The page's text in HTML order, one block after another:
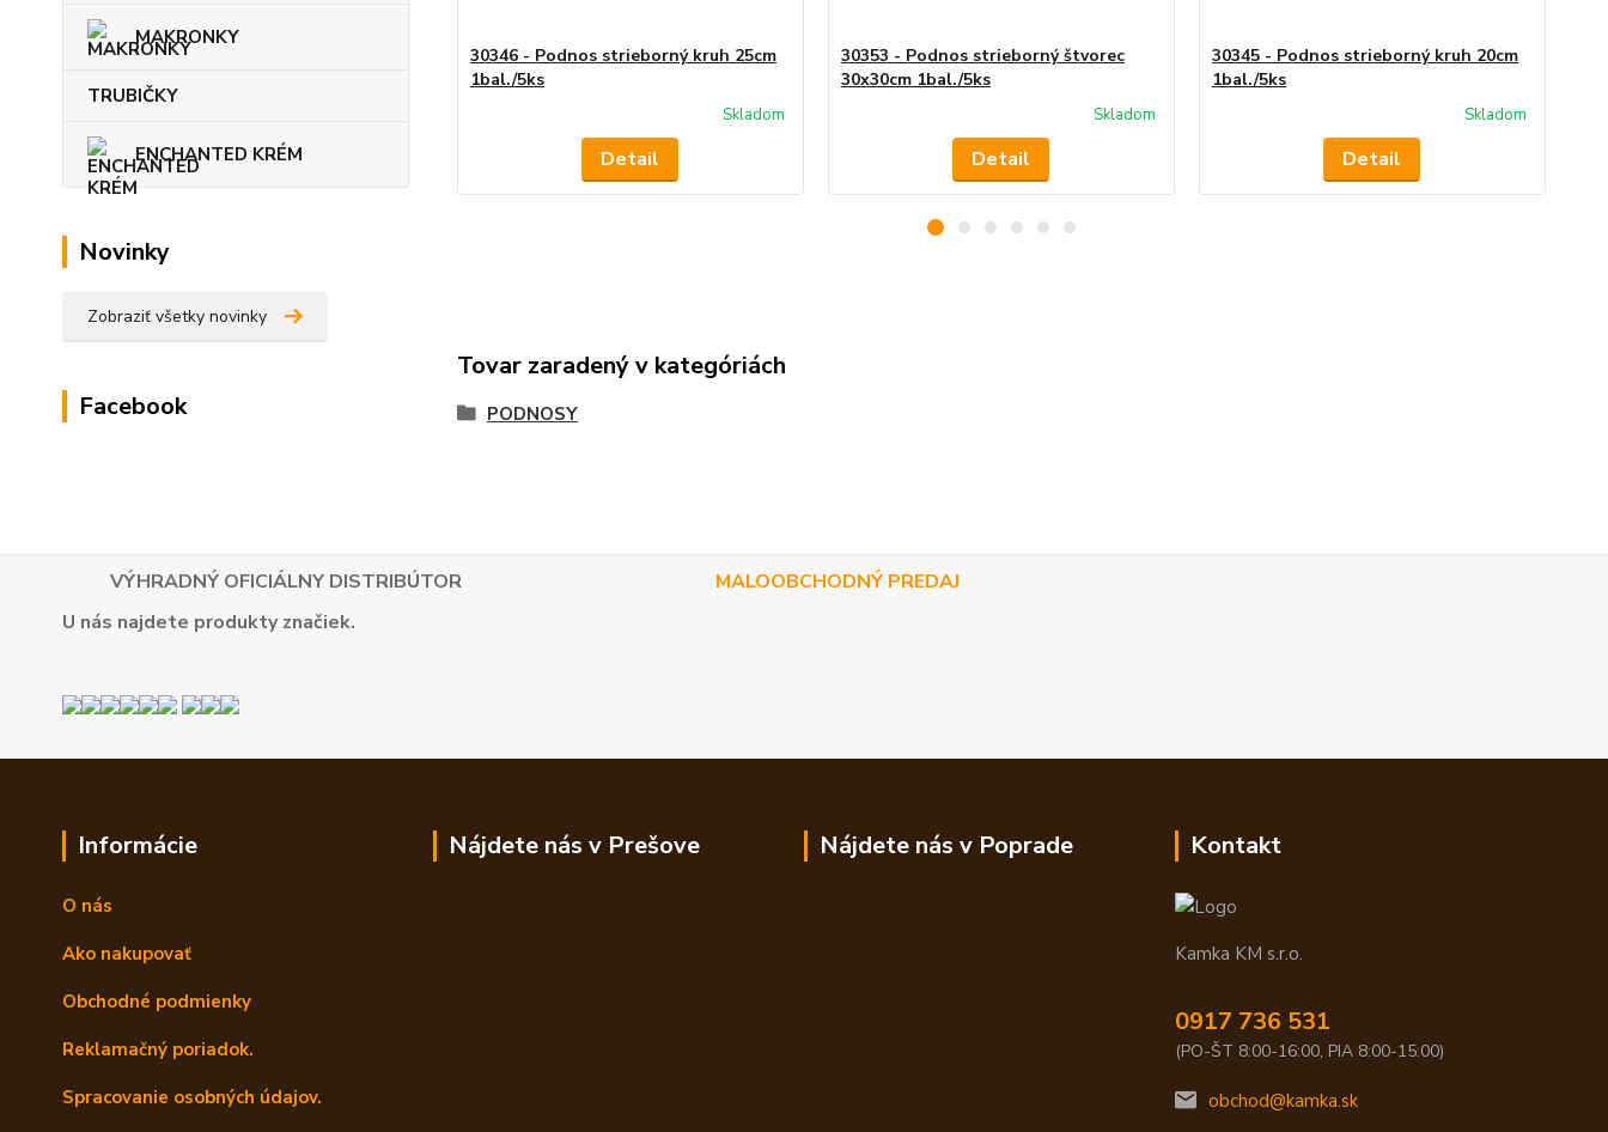
MAKRONKY
TRUBIČKY
ENCHANTED KRÉM
Novinky
Zobraziť všetky novinky
Facebook
30346 - Podnos strieborný kruh 25cm
1bal./5ks
Skladom
Detail
30353 - Podnos strieborný štvorec
30x30cm 1bal./5ks
Skladom
Detail
30345 - Podnos strieborný kruh 20cm
1bal./5ks
Skladom
Detail
Tovar zaradený v kategóriách
PODNOSY
VÝHRADNÝ OFICIÁLNY DISTRIBÚTOR
MALOOBCHODNÝ PREDAJ
U nás najdete produkty značiek.
Informácie
O nás
Ako nakupovať
Obchodné podmienky
Reklamačný poriadok.
Spracovanie osobných údajov.
Nájdete nás v Prešove Nájdete nás v Poprade Kontakt
Kamka KM s.r.o.
0917 736 531
(PO-ŠT 8:00-16:00, PIA 8:00-15:00)
obchod@kamka.sk